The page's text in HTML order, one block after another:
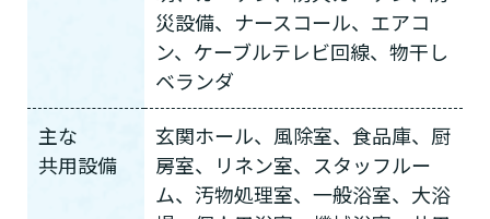
災設備、ナースコール、エアコ
ン、ケーブルテレビ回線、物干し
ベランダ
主な
共用設備
玄関ホール、風除室、食品庫、厨
房室、リネン室、スタッフルー
ム、汚物処理室、一般浴室、大浴
要介護認定を受け、要支援１～２、
ご自宅で生活しながら介護サービス
介護スタッフにご自宅に来てもらい
日帰りで使いたいですか？